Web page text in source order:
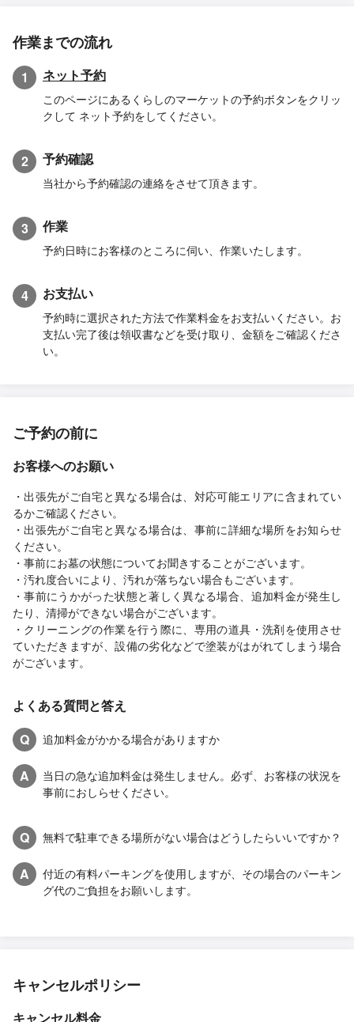
作業までの流れ
1 ネット予約
このページにあるくらしのマーケットの予約ボタンをクリッ
クして ネット予約をしてください。
2 予約確認
当社から予約確認の連絡をさせて頂きます。
3 作業
予約日時にお客様のところに伺い、作業いたします。
4 お支払い
予約時に選択された方法で作業料金をお支払いください。お
支払い完了後は領収書などを受け取り、金額をご確認くださ
い。
ご予約の前に
お客様へのお願い
・出張先がご自宅と異なる場合は、対応可能エリアに含まれてい
るかご確認ください。
・出張先がご自宅と異なる場合は、事前に詳細な場所をお知らせ
ください。
・事前にお墓の状態についてお聞きすることがございます。
・汚れ度合いにより、汚れが落ちない場合もございます。
・事前にうかがった状態と著しく異なる場合、追加料金が発生し
たり、清掃ができない場合がございます。
・クリーニングの作業を行う際に、専用の道具・洗剤を使用させ
ていただきますが、設備の劣化などで塗装がはがれてしまう場合
がございます。
よくある質問と答え
Q
追加料金がかかる場合がありますか
A
当日の急な追加料金は発生しません。必ず、お客様の状況を
事前におしらせください。
Q 無料で駐車できる場所がない場合はどうしたらいいですか？
A
付近の有料パーキングを使用しますが、その場合のパーキン
グ代のご負担をお願いします。
キャンセルポリシー
キャンセル料金